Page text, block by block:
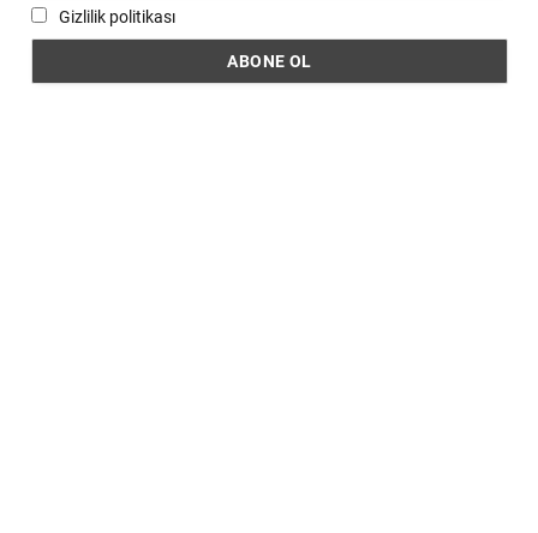
Gizlilik politikası